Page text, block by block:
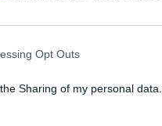
Opt Outs
Sharing of my personal data.